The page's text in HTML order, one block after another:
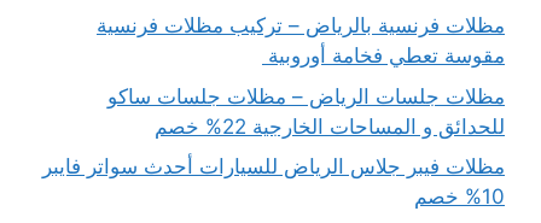
مظلات فرنسية بالرياض – تركيب مظلات فرنسية
مقوسة تعطي فخامة أوروبية
مظلات جلسات الرياض – مظلات جلسات ساكو
للحدائق و المساحات الخارجية 22% خصم
مظلات فيبر جلاس الرياض للسيارات أحدث سواتر فايبر
10% خصم